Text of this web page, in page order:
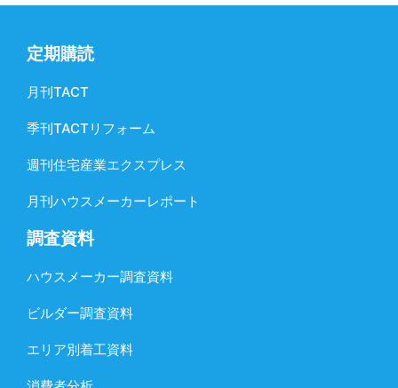
定期購読
月刊TACT
季刊TACTリフォーム
週刊住宅産業エクスプレス
月刊ハウスメーカーレポート
調査資料
ハウスメーカー調査資料
ビルダー調査資料
エリア別着工資料